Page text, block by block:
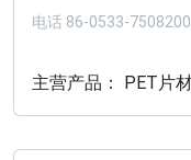
电话 86-0533-
主营产品： PET片